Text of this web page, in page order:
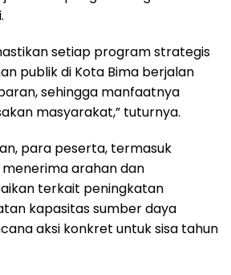
setiap program strategis
publik di Kota Bima berjalan
sehingga manfaatnya
masyarakat,” tuturnya.
para peserta, termasuk
menerima arahan dan
terkait peningkatan
kapasitas sumber daya
aksi konkret untuk sisa tahun